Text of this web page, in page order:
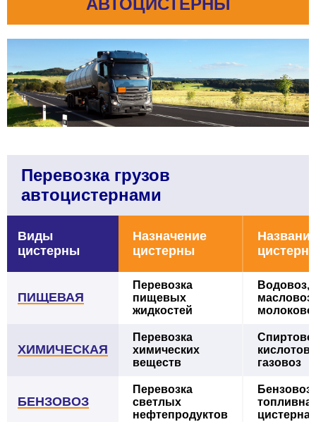
Перевозка грузов
автоцистернами
Виды
цистерны
Назначение
цистерны
ПИЩЕВАЯ
Перевозка
пищевых
жидкостей
Водовоз,
масловоз,
ХИМИЧЕСКАЯ
Перевозка
химических
веществ
газовоз
БЕНЗОВОЗ
Перевозка
светлых
нефтепродуктов
Бензовоз,
цистерна